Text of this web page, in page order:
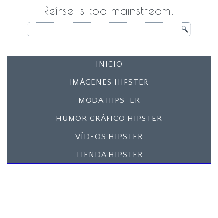
Reírse is too mainstream!
INICIO
IMÁGENES HIPSTER
MODA HIPSTER
HUMOR GRÁFICO HIPSTER
VÍDEOS HIPSTER
TIENDA HIPSTER